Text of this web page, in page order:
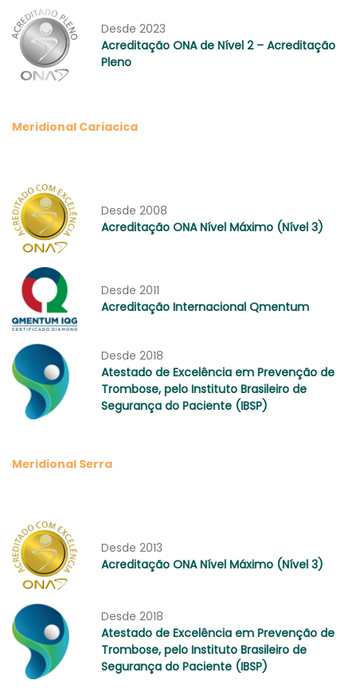
Desde 2023
Acreditação ONA de Nível 2 – Acreditação
Pleno
Meridional Cariacica
Desde 2008
Acreditação ONA Nível Máximo (Nível 3)
Desde 2011
Acreditação Internacional Qmentum
Desde 2018
Atestado de Excelência em Prevenção de
Trombose, pelo Instituto Brasileiro de
Segurança do Paciente (IBSP)
Meridional Serra
Desde 2013
Acreditação ONA Nível Máximo (Nível 3)
Desde 2018
Atestado de Excelência em Prevenção de
Trombose, pelo Instituto Brasileiro de
Segurança do Paciente (IBSP)